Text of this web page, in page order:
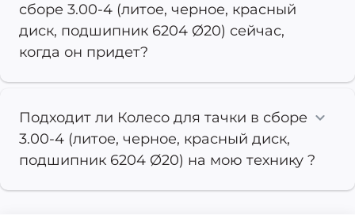
сборе 3.00-4 (литое, черное, красный
диск, подшипник 6204 Ø20) сейчас,
когда он придет?
Подходит ли Колесо для тачки в сборе
3.00-4 (литое, черное, красный диск,
подшипник 6204 Ø20) на мою технику ?